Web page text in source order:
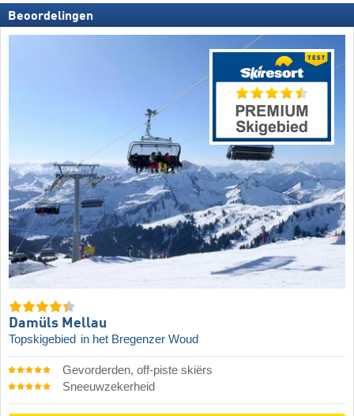
Beoordelingen
Damüls Mellau
Topskigebied in het Bregenzer Woud
Gevorderden, off-piste skiërs
Sneeuwzekerheid